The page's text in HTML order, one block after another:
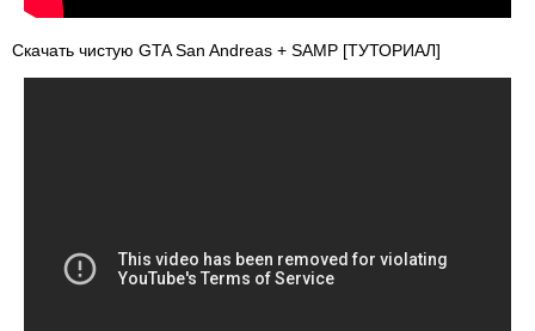
Скачать чистую GTA San Andreas + SAMP [ТУТОРИАЛ]